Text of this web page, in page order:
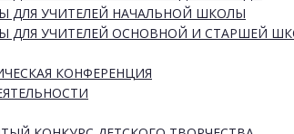
ДЛЯ УЧИТЕЛЕЙ НАЧАЛЬНОЙ ШКОЛЫ
ДЛЯ УЧИТЕЛЕЙ ОСНОВНОЙ И СТАРШЕЙ
КОНФЕРЕНЦИЯ